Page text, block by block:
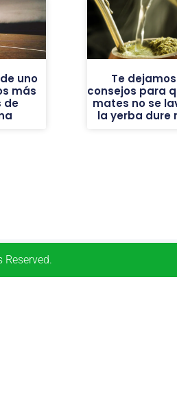
uno
más
de
Te
consejos para
mates no se
la yerba dure